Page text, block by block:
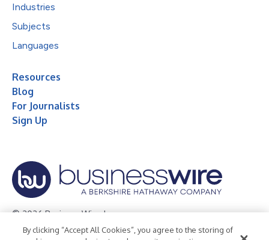
Industries
Subjects
Languages
Resources
Blog
For Journalists
Sign Up
© 2026 Business Wire, Inc.
Privacy Policy Cookie Policy Accessibility Statement
By clicking “Accept All Cookies”, you agree to the storing of